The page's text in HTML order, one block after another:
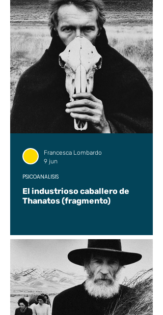
El industrioso caballero de
Thanatos (fragmento)
PSICOANÁLISIS
Francesca Lombardo
9 jun